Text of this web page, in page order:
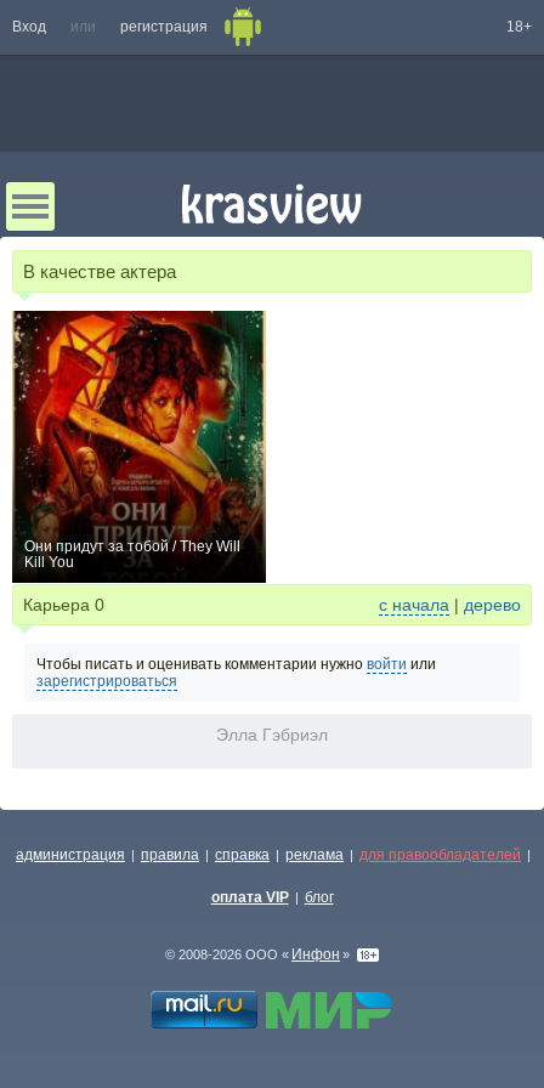
Вход или регистрация 18+
В качестве актера
Они придут за тобой / They Will
Kill You
Карьера 0 с начала | дерево
Чтобы писать и оценивать комментарии нужно войти или
зарегистрироваться
Элла Гэбриэл
администрация | правила | справка | реклама | для правообладателей |
оплата VIP | блог
© 2008-2026 ООО « Инфон »